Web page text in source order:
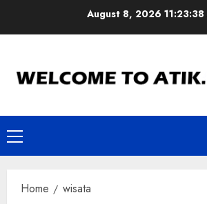
August 8, 2026 11:23:39
Primary
Menu
Home wisata